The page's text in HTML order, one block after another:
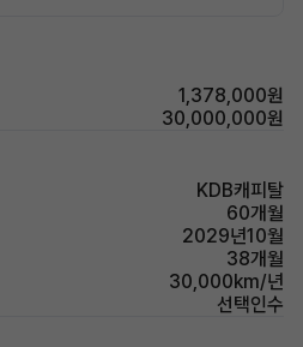
1,378,000원
30,000,000원
KDB캐피탈
60개월
2029년10월
38개월
30,000km/년
선택인수